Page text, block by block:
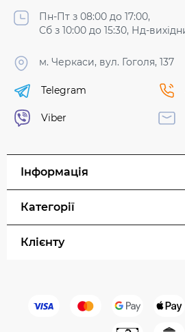
Пн-Пт з 08:00 до 17:00,
Сб з 10:00 до 15:30, Нд-
м. Черкаси, вул. Гоголя, 137
Telegram
Viber
Інформація
Категорії
Клієнту